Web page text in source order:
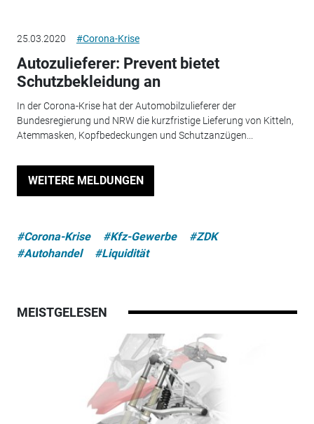
25.03.2020 #Corona-Krise
Autozulieferer: Prevent bietet
Schutzbekleidung an
In der Corona-Krise hat der Automobilzulieferer der
Bundesregierung und NRW die kurzfristige Lieferung von Kitteln,
Atemmasken, Kopfbedeckungen und Schutzanzügen...
WEITERE MELDUNGEN
#Corona-Krise #Kfz-Gewerbe
#ZDK
#Autohandel
#Liquidität
MEISTGELESEN